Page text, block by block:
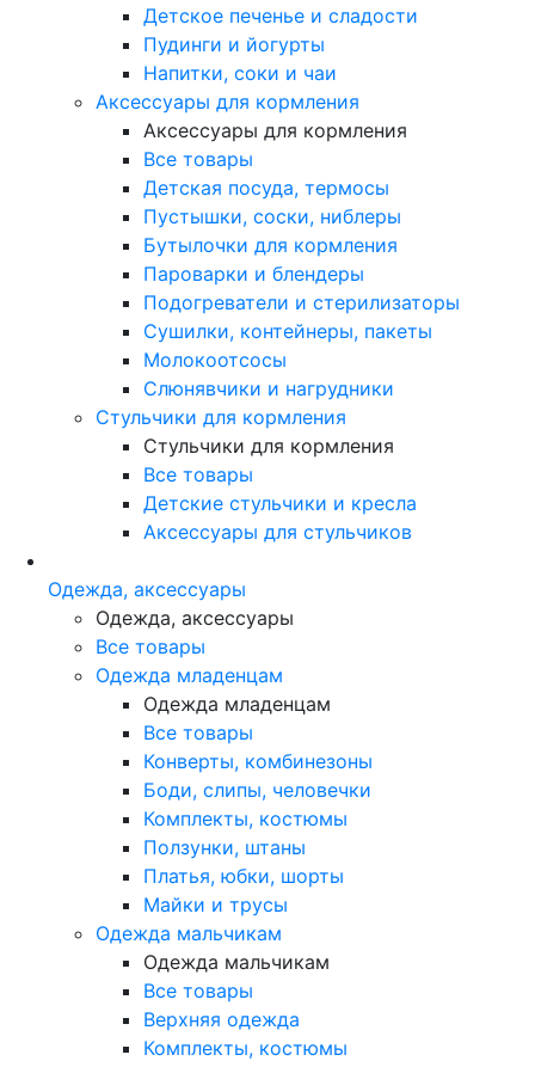
Детское печенье и сладости
Пудинги и йогурты
Напитки, соки и чаи
Аксессуары для кормления
Аксессуары для кормления
Все товары
Детская посуда, термосы
Пустышки, соски, ниблеры
Бутылочки для кормления
Пароварки и блендеры
Подогреватели и стерилизаторы
Сушилки, контейнеры, пакеты
Молокоотсосы
Слюнявчики и нагрудники
Стульчики для кормления
Стульчики для кормления
Все товары
Детские стульчики и кресла
Аксессуары для стульчиков
Одежда, аксессуары
Одежда, аксессуары
Все товары
Одежда младенцам
Одежда младенцам
Все товары
Конверты, комбинезоны
Боди, слипы, человечки
Комплекты, костюмы
Ползунки, штаны
Платья, юбки, шорты
Майки и трусы
Одежда мальчикам
Одежда мальчикам
Все товары
Верхняя одежда
Комплекты, костюмы